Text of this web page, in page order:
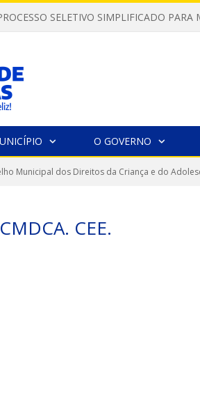
SELETIVO SIMPLIFICADO PARA
O GOVERNO
Municipal dos Direitos da Criança e do
CEE.